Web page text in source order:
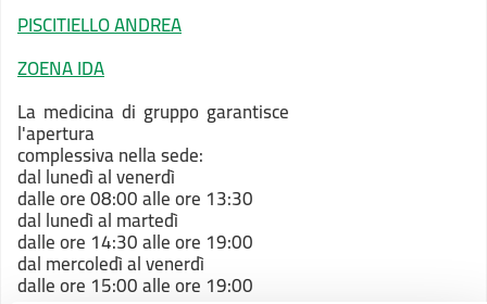
PISCITIELLO ANDREA
ZOENA IDA
La medicina di gruppo garantisce
l'apertura
complessiva nella sede:
dal lunedì al venerdì
dalle ore 08:00 alle ore 13:30
dal lunedì al martedì
dalle ore 14:30 alle ore 19:00
dal mercoledì al venerdì
dalle ore 15:00 alle ore 19:00